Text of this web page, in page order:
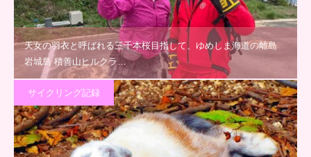
天女の羽衣と呼ばれる三千本桜目指して、ゆめしま海道の離島
岩城島 積善山ヒルクラ…
サイクリング記録